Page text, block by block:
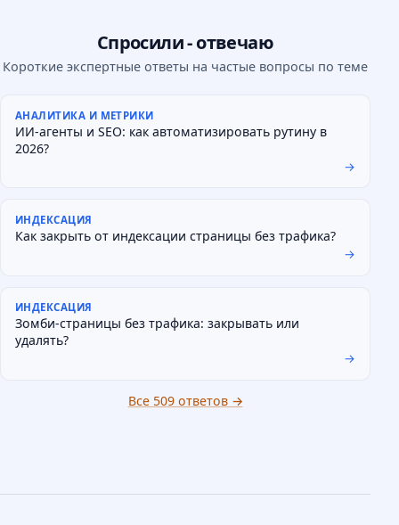
Спросили - отвечаю
Короткие экспертные ответы на частые вопросы по теме
АНАЛИТИКА И МЕТРИКИ
ИИ-агенты и SEO: как автоматизировать рутину в
2026?
→
ИНДЕКСАЦИЯ
Как закрыть от индексации страницы без трафика?
→
ИНДЕКСАЦИЯ
Зомби-страницы без трафика: закрывать или
удалять?
→
Все 509 ответов →